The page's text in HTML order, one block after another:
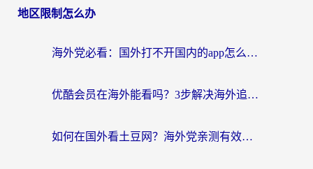
地区限制怎么办
海外党必看：国外打不开国内的app怎么办？3步解决你的乡愁
优酷会员在海外能看吗？3步解决海外追剧难题，附实测好用加速器推荐
如何在国外看土豆网？海外党亲测有效的追剧加速器选择指南